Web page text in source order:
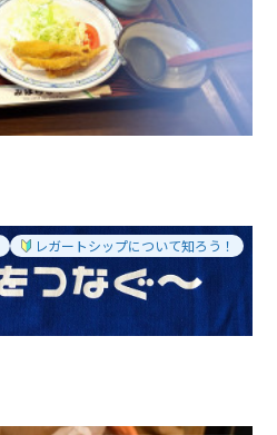
レガートシップについて知ろう！